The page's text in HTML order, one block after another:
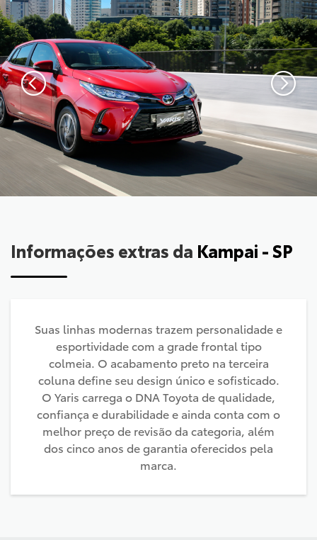
Informações extras da Kampai - SP
Suas linhas modernas trazem personalidade e
esportividade com a grade frontal tipo
colmeia. O acabamento preto na terceira
coluna define seu design único e sofisticado.
O Yaris carrega o DNA Toyota de qualidade,
confiança e durabilidade e ainda conta com o
melhor preço de revisão da categoria, além
dos cinco anos de garantia oferecidos pela
marca.